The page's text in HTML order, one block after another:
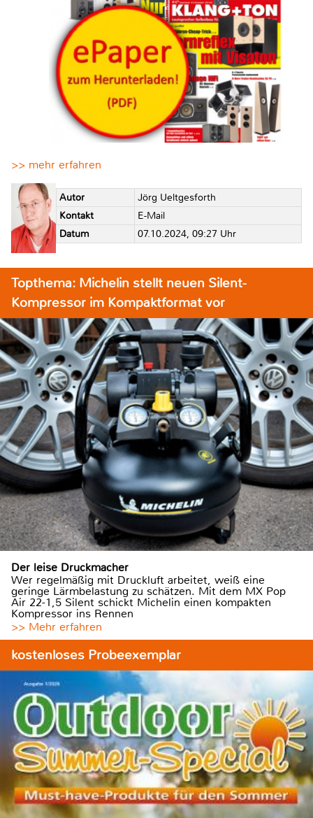
>> mehr erfahren
Autor
Jörg Ueltgesforth
Kontakt
E-Mail
Datum
07.10.2024, 09:27 Uhr
Topthema: Michelin stellt neuen Silent-
Kompressor im Kompaktformat vor
Der leise Druckmacher
Wer regelmäßig mit Druckluft arbeitet, weiß eine
geringe Lärmbelastung zu schätzen. Mit dem MX Pop
Air 22-1,5 Silent schickt Michelin einen kompakten
Kompressor ins Rennen
>> Mehr erfahren
kostenloses Probeexemplar